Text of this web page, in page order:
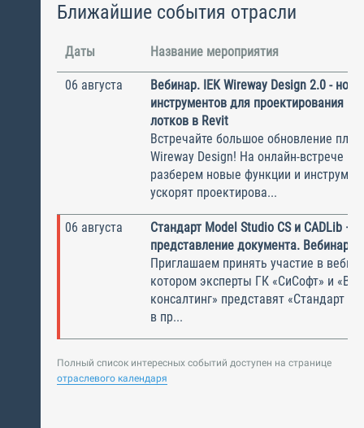
Ближайшие события отрасли
Даты Название мероприятия
06 августа
Вебинар. IEK Wireway Design 2.0 -
инструментов для проектирования
лотков в Revit
Встречайте большое обновление
Wireway Design! На онлайн-встрече
разберем новые функции и
ускорят проектирова...
06 августа
Стандарт Model Studio CS и CADLib —
представление документа. Вебинар
Приглашаем принять участие в
котором эксперты ГК «СиСофт» и
консалтинг» представят «Стандарт
в пр...
Полный список интересных событий доступен на странице
отраслевого календаря